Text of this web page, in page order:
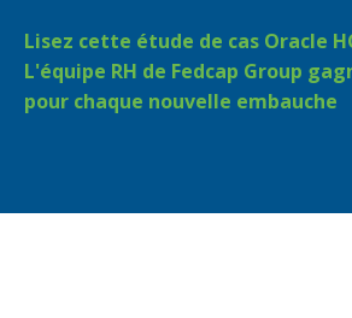
Lisez cette étude de cas Oracle
L'équipe RH de Fedcap Group
pour chaque nouvelle embauche